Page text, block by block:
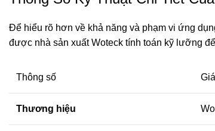
Để hiểu rõ hơn về khả năng và phạm vi ứng
được nhà sản xuất Woteck tính toán kỹ lưỡng
Thông số
Thương hiệu